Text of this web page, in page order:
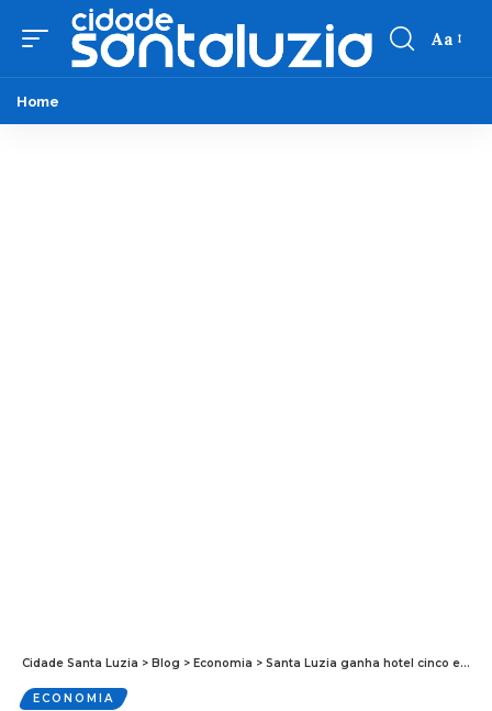
Aa
Home
Cidade Santa Luzia > Blog > Economia > Santa Luzia ganha hotel cinco estrelas
ECONOMIA